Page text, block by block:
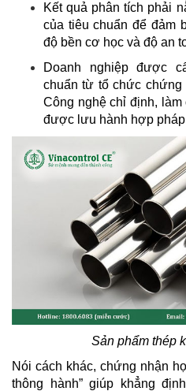
Kết quả phân tích phải
của tiêu chuẩn để đảm
độ bền cơ học và độ an
Doanh nghiệp được
chuẩn từ tổ chức
Công nghệ chỉ định,
được lưu hành hợp
Sản phẩm thép
Nói cách khác, chứng nhận
thông hành” giúp khẳng